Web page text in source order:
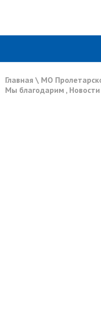
Главная \ МО
Мы благодарим ,